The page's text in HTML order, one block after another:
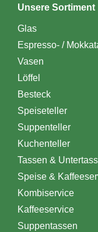
Unsere Sortiment
Glas
Espresso- /
Vasen
Löffel
Besteck
Speiseteller
Suppenteller
Kuchenteller
Tassen &
Speise &
Kombiservice
Kaffeeservice
Suppentassen